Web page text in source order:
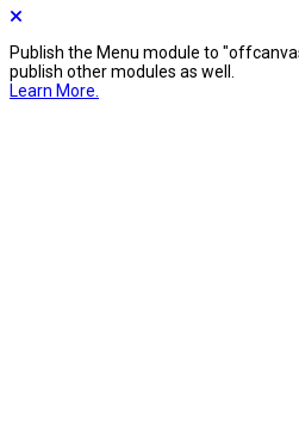
Publish the Menu module to
publish other modules as well.
Learn More.